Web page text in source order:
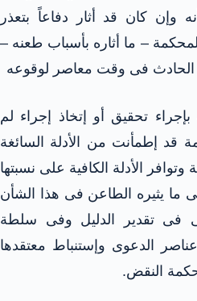
وإن كان قد أثار دفاعاً بتعذر
– ما أثاره بأسباب طعنه –
الحادث فى وقت معاصر لوقوعه
تحقيق أو إتخاذ إجراء لم
قد إطمأنت من الأدلة السائغة
الأدلة الكافية على نسبتها
يثيره الطاعن فى هذا الشأن
فى تقدير الدليل وفى سلطة
الدعوى وإستنباط معتقدها
النقض.